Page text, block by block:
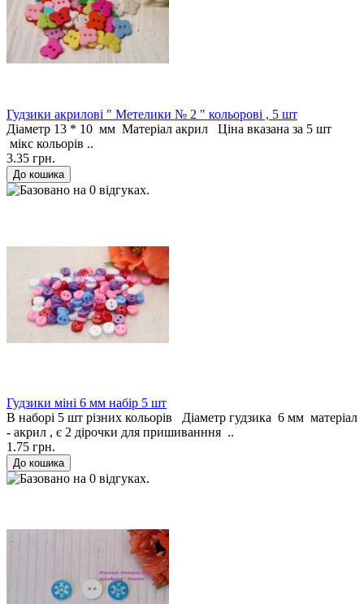
Гудзики акрилові " Метелики № 2 " кольорові , 5 шт
Діаметр 13 * 10 мм Матеріал акрил Ціна вказана за 5 шт
мікс кольорів ..
3.35 грн.
Гудзики міні 6 мм набір 5 шт
В наборі 5 шт різних кольорів Діаметр гудзика 6 мм матеріал
- акрил , є 2 дірочки для пришиванння ..
1.75 грн.